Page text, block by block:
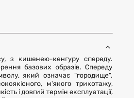
з кишенею-кенгуру спереду.
базових образів. Спереду
який означає "городище".
м'якого трикотажу,
і довгий термін експлуатації,